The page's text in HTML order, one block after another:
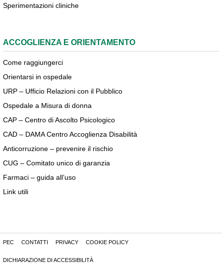
Sperimentazioni cliniche
ACCOGLIENZA E ORIENTAMENTO
Come raggiungerci
Orientarsi in ospedale
URP – Ufficio Relazioni con il Pubblico
Ospedale a Misura di donna
CAP – Centro di Ascolto Psicologico
CAD – DAMA Centro Accoglienza Disabilità
Anticorruzione – prevenire il rischio
CUG – Comitato unico di garanzia
Farmaci – guida all’uso
Link utili
PEC CONTATTI PRIVACY COOKIE POLICY
DICHIARAZIONE DI ACCESSIBILITÀ